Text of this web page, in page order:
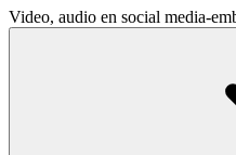
Video, audio en social media-